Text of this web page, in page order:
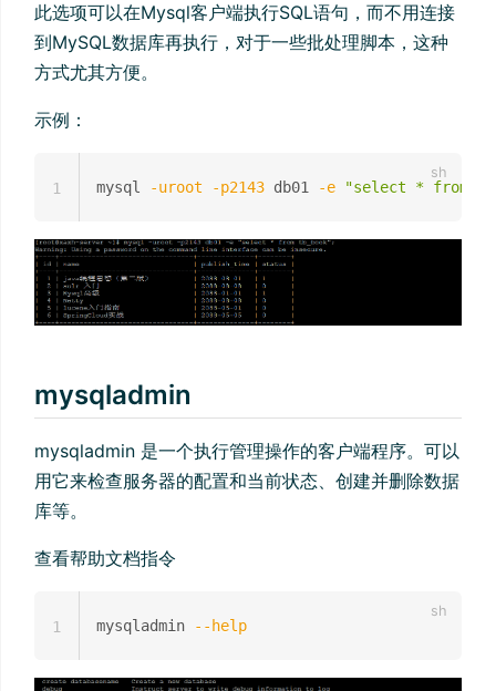
此选项可以在Mysql客户端执行SQL语句，而不用连接
到MySQL数据库再执行，对于一些批处理脚本，这种
方式尤其方便。
示例：
mysql -uroot -p2143 db01 -e "select * from
1
mysqladmin
mysqladmin 是一个执行管理操作的客户端程序。可以
用它来检查服务器的配置和当前状态、创建并删除数据
库等。
查看帮助文档指令
mysqladmin --help
1